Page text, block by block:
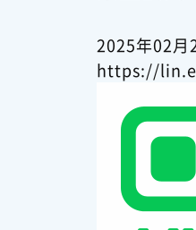
2025年02月
https://